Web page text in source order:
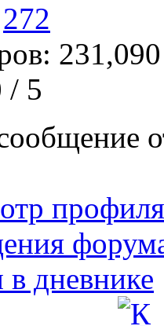
272
231,090
/ 5
профиля
в дневнике